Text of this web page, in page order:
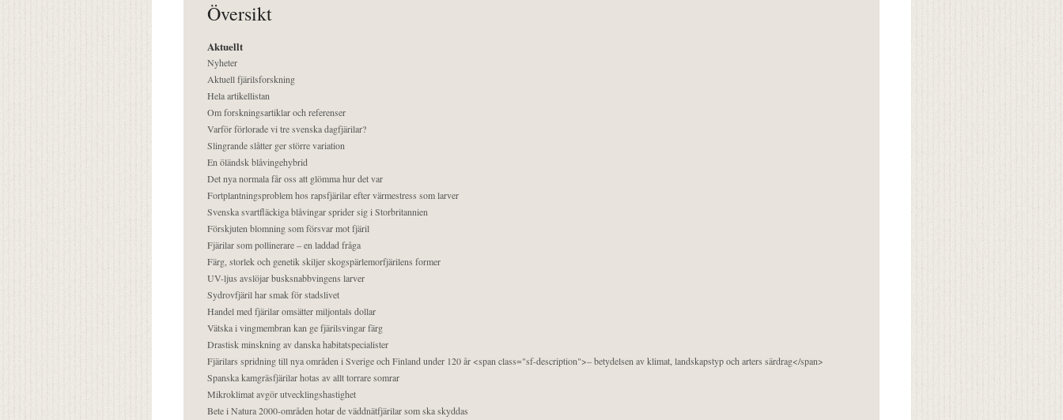
Översikt
Aktuellt
Nyheter
Aktuell fjärilsforskning
Hela artikellistan
Om forskningsartiklar och referenser
Varför förlorade vi tre svenska dagfjärilar?
Slingrande slåtter ger större variation
En öländsk blåvingehybrid
Det nya normala får oss att glömma hur det var
Fortplantningsproblem hos rapsfjärilar efter värmestress som larver
Svenska svartfläckiga blåvingar sprider sig i Storbritannien
Förskjuten blomning som försvar mot fjäril
Fjärilar som pollinerare – en laddad fråga
Färg, storlek och genetik skiljer skogspärlemorfjärilens former
UV-ljus avslöjar busksnabbvingens larver
Sydrovfjäril har smak för stadslivet
Handel med fjärilar omsätter miljontals dollar
Vätska i vingmembran kan ge fjärilsvingar färg
Drastisk minskning av danska habitatspecialister
Fjärilars spridning till nya områden i Sverige och Finland under 120 år <span class="sf-description">– betydelsen av klimat, landskapstyp och arters särdrag</span>
Spanska kamgräsfjärilar hotas av allt torrare somrar
Mikroklimat avgör utvecklingshastighet
Bete i Natura 2000-områden hotar de väddnätfjärilar som ska skyddas